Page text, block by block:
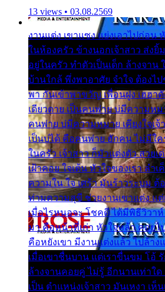
13 views • 03.08.2569
งานแต่ง เขาแซง แย่งเอาไปก่อ
ในห้องครัว ข้างนอกเจ้าสาว ส่งยิ้
อยู่ในครัว ทำตัวเป็นเด็ก ล้างจาน
บ้านใกล้ พึ่งพาอาศัย จำใจ ต้องไป
พา กันเข้าพาขวัญ เพื่อนฝูง เฮฮา
เดียวดาย เป็นคนพ่าย บ่มีความหม
คนพ่าย บ่มีความหมาย เคียงใจเจ้
เป็นบ่ได้ คือคนพ่าย ฮักคน ไม่มีใ
ในครัว เจ้าสาว ก็มัวแต่งตัว สวยเ
เฝ้าคอย ใจเต้น หัวใจของเรา ลำ
ความใน ใจ เศร้า มันร้าวระบม
ท่ามความสุขี ช่วยงานเขาแต่ง แ
เมื่อไรหนอจะ โชคดี ได้มีพิธีวิวา
มา คือหน้าที่เก่า หัวใจหล้า คอยไ
คือหยังเขา มีงานแต่งแล้ว ไปล้าง
เมื่อเขาชื่นบาน แต่เราขื่นขม โอ้
ล้างจานคอยคู่ ไม่รู้ อีกนานเท่าใ
เป็น ตำแหน่งเจ้าสาว มันเหงา เ